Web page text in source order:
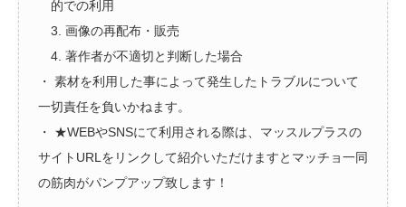
的での利用
3. 画像の再配布・販売
4. 著作者が不適切と判断した場合
・ 素材を利用した事によって発生したトラブルについて
一切責任を負いかねます。
・ ★WEBやSNSにて利用される際は、マッスルプラスの
サイトURLをリンクして紹介いただけますとマッチョ一同
の筋肉がパンプアップ致します！